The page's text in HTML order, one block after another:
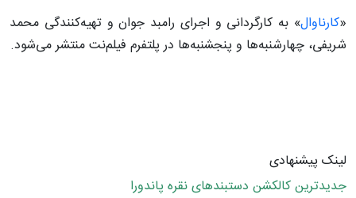
«کارناوال» به کارگردانی و اجرای رامبد جوان و تهیه‌کنندگی محمد
شریفی، چهارشنبه‌ها و پنجشنبه‌ها در پلتفرم فیلم‌نت منتشر می‌شود.
لینک پیشنهادی
جدیدترین کالکشن دستبندهای نقره پاندورا